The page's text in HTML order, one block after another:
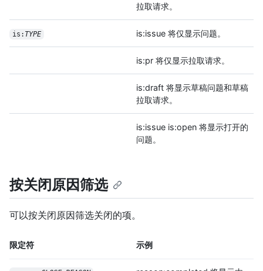
拉取请求。
is: TYPE is:issue 将仅显示问题。
is:pr 将仅显示拉取请求。
is:draft 将显示草稿问题和草稿
拉取请求。
is:issue is:open 将显示打开的
问题。
按关闭原因筛选
可以按关闭原因筛选关闭的项。
限定符 示例